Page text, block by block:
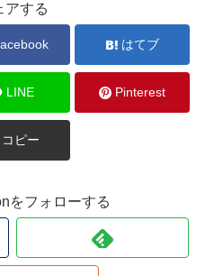
アする
はてブ
LINE Pinterest
コピー
をフォローする